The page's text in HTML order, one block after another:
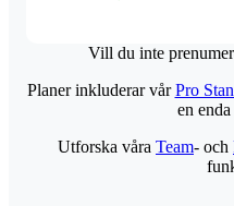
Vill du inte
Planer inkluderar vårPro
en
Utforska våra Team- och